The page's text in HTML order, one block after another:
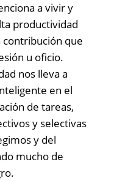
a vivir y
productividad
contribución que
u oficio.
nos lleva a
en el
de tareas,
y selectivas
y del
mucho de